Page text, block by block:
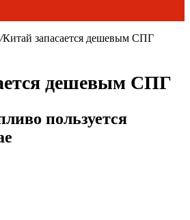
/Китай запасается дешевым СПГ
дешевым СПГ
пользуется